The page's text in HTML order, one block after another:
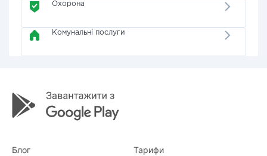
Охорона
Комунальні послуги
Блог Тарифи